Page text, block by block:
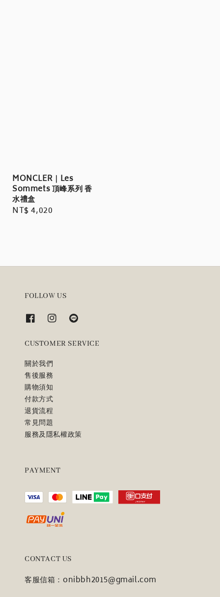
MONCLER｜Les
Sommets 頂峰系列 香
水禮盒
Regular
NT$ 4,020
FOLLOW US
CUSTOMER SERVICE
關於我們
售後服務
購物須知
付款方式
退貨流程
常見問題
服務及隱私權政策
PAYMENT
CONTACT US
客服信箱：onibbh2015@gmail.com